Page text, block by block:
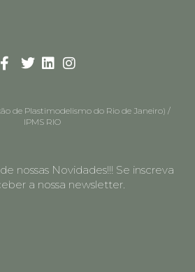
de Plastimodelismo do Rio de Janeiro) /
IPMS RIO
nossas Novidades!!! Se inscreva
a nossa newsletter.